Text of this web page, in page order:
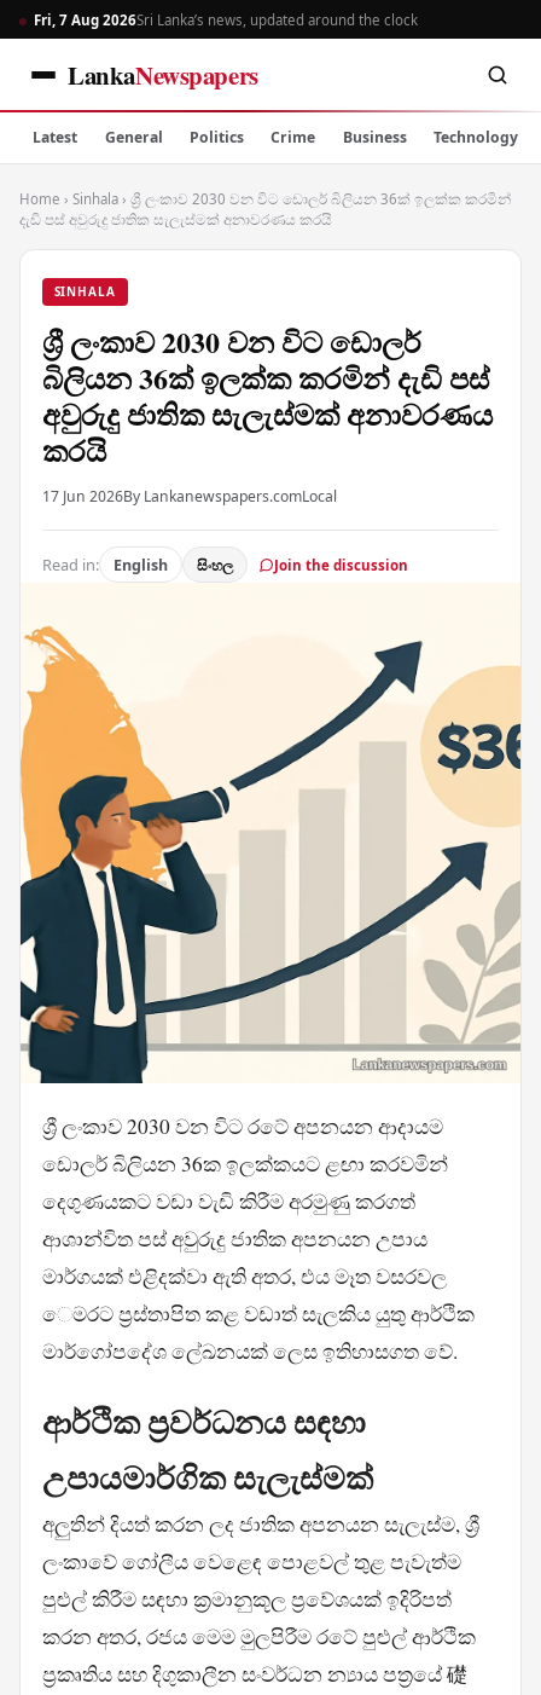
Fri, 7 Aug 2026Sri Lanka’s news, updated around the clock
LankaNewspapers
Latest General Politics Crime Business Technology
Home › Sinhala › ශ්‍රී ලංකාව 2030 වන විට ඩොලර් බිලියන 36ක් ඉලක්ක කරමින්
දැඩි පස් අවුරුදු ජාතික සැලැස්මක් අනාවරණය කරයි
SINHALA
ශ්‍රී ලංකාව 2030 වන විට ඩොලර්
බිලියන 36ක් ඉලක්ක කරමින් දැඩි පස්
අවුරුදු ජාතික සැලැස්මක් අනාවරණය
කරයි
17 Jun 2026By Lankanewspapers.comLocal
Read in: English සිංහල Join the discussion
ශ්‍රී ලංකාව 2030 වන විට රටේ අපනයන ආදායම
ඩොලර් බිලියන 36ක ඉලක්කයට ළඟා කරවමින්
දෙගුණයකට වඩා වැඩි කිරීම අරමුණු කරගත්
ආශාන්විත පස් අවුරුදු ජාතික අපනයන උපාය
මාර්ගයක් එළිදක්වා ඇති අතර, එය මෑත වසරවල
ෙමරට ප්‍රස්තාපිත කළ වඩාත් සැලකිය යුතු ආර්ථික
මාර්ගෝපදේශ ලේඛනයක් ලෙස ඉතිහාසගත වේ.
ආර්ථික ප්‍රවර්ධනය සඳහා
උපායමාර්ගික සැලැස්මක්
අලුතින් දියත් කරන ලද ජාතික අපනයන සැලැස්ම, ශ්‍රී
ලංකාවේ ගෝලීය වෙළෙඳ පොළවල් තුළ පැවැත්ම
පුළුල් කිරීම සඳහා ක්‍රමානුකූල ප්‍රවේශයක් ඉදිරිපත්
කරන අතර, රජය මෙම මුලපිරීම රටේ පුළුල් ආර්ථික
ප්‍රකෘතිය සහ දිගුකාලීන සංවර්ධන න්‍යාය පත්‍රයේ 礎